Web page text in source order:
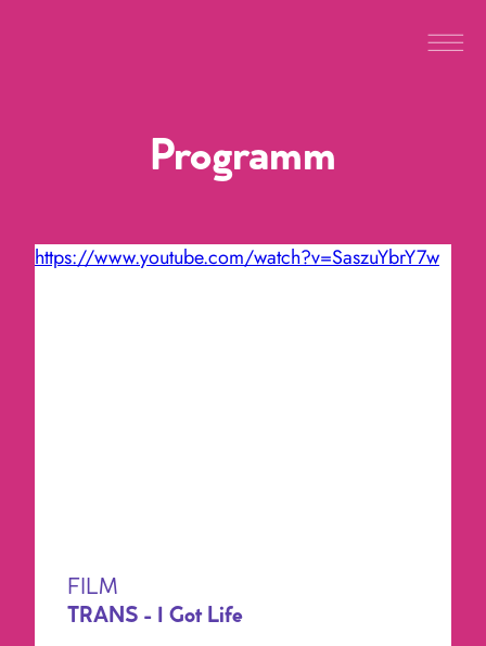
Programm
https://www.youtube.com/watch?v=SaszuYbrY7w
FILM
TRANS - I Got Life